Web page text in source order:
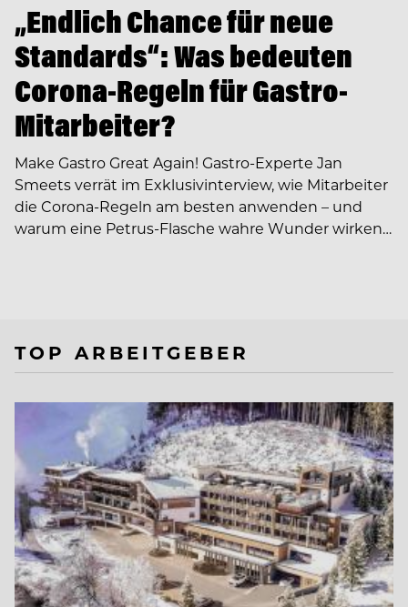
„Endlich Chance für neue
Standards“: Was bedeuten
Corona-Regeln für Gastro-
Mitarbeiter?
Make Gastro Great Again! Gastro-Experte Jan
Smeets verrät im Exklusivinterview, wie Mitarbeiter
die Corona-Regeln am besten anwenden – und
warum eine Petrus-Flasche wahre Wunder wirken…
TOP ARBEITGEBER